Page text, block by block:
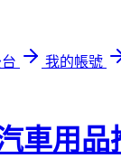
我的帳號
車用品